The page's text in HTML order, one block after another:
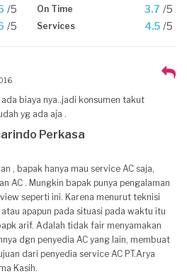
/5 On Time 3.7 /5
/5 Services 4.5 /5
biaya nya..jadi konsumen takut
yg ada aja .
Perkasa
, bapak hanya mau service AC saja,
AC . Mungkin bapak punya pengalaman
seperti ini. Karena menurut teknisi
apapun pada situasi pada waktu itu
arif. Adalah tidak fair menyamakan
dgn penyedia AC yang lain, membuat
dari penyedia service AC PT.Arya
Kasih.